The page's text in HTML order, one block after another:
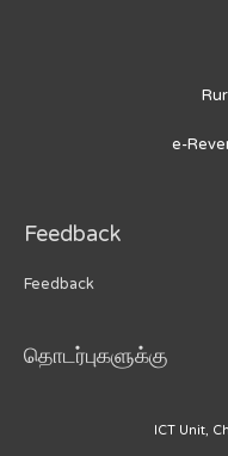
e-
Feedback
Feedback
தொடர்புகளுக்கு
ICT Unit,